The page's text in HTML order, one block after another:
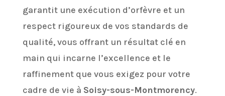
garantit une exécution d’orfèvre et un
respect rigoureux de vos standards de
qualité, vous offrant un résultat clé en
main qui incarne l’excellence et le
raffinement que vous exigez pour votre
cadre de vie à Soisy-sous-Montmorency.